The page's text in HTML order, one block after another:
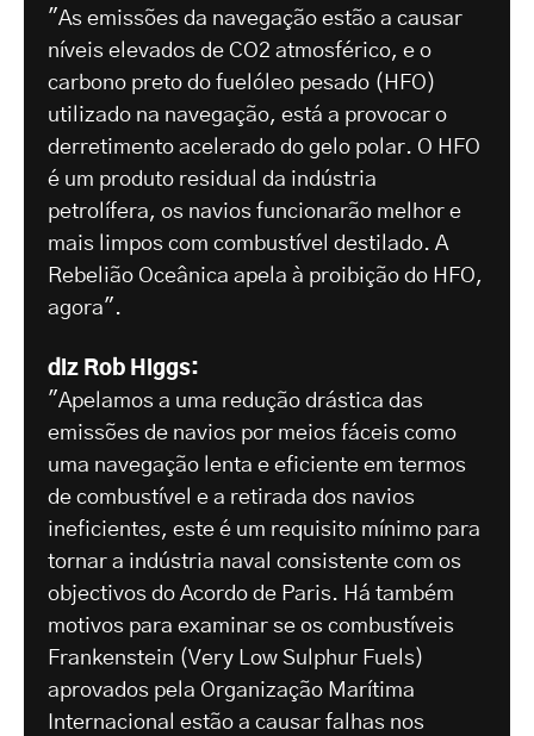
"As emissões da navegação estão a causar
níveis elevados de CO2 atmosférico, e o
carbono preto do fuelóleo pesado (HFO)
utilizado na navegação, está a provocar o
derretimento acelerado do gelo polar. O HFO
é um produto residual da indústria
petrolífera, os navios funcionarão melhor e
mais limpos com combustível destilado. A
Rebelião Oceânica apela à proibição do HFO,
agora".
diz Rob Higgs:
"Apelamos a uma redução drástica das
emissões de navios por meios fáceis como
uma navegação lenta e eficiente em termos
de combustível e a retirada dos navios
ineficientes, este é um requisito mínimo para
tornar a indústria naval consistente com os
objectivos do Acordo de Paris. Há também
motivos para examinar se os combustíveis
Frankenstein (Very Low Sulphur Fuels)
aprovados pela Organização Marítima
Internacional estão a causar falhas nos